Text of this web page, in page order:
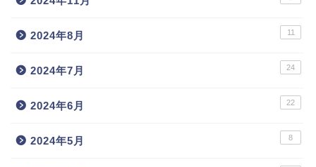
2024年8月 11
2024年7月 24
2024年6月 22
2024年5月 8